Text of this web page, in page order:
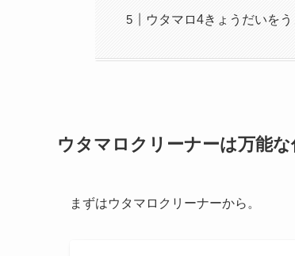
ウタマロ4きょうだいを
ウタマロクリーナーは万能
まずはウタマロクリーナーから。